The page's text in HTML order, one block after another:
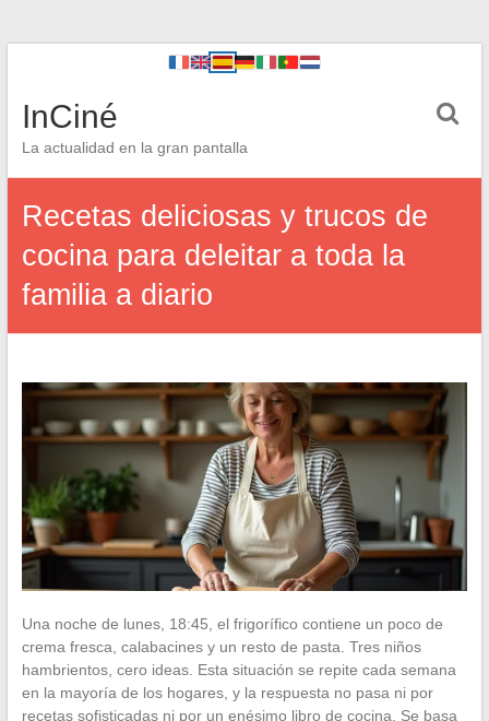
InCiné
La actualidad en la gran pantalla
Recetas deliciosas y trucos de
cocina para deleitar a toda la
familia a diario
Una noche de lunes, 18:45, el frigorífico contiene un poco de
crema fresca, calabacines y un resto de pasta. Tres niños
hambrientos, cero ideas. Esta situación se repite cada semana
en la mayoría de los hogares, y la respuesta no pasa ni por
recetas sofisticadas ni por un enésimo libro de cocina. Se basa